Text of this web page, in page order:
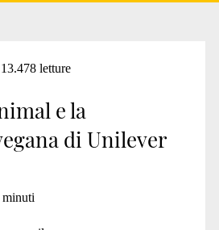
letture
e la
di Unilever
minuti